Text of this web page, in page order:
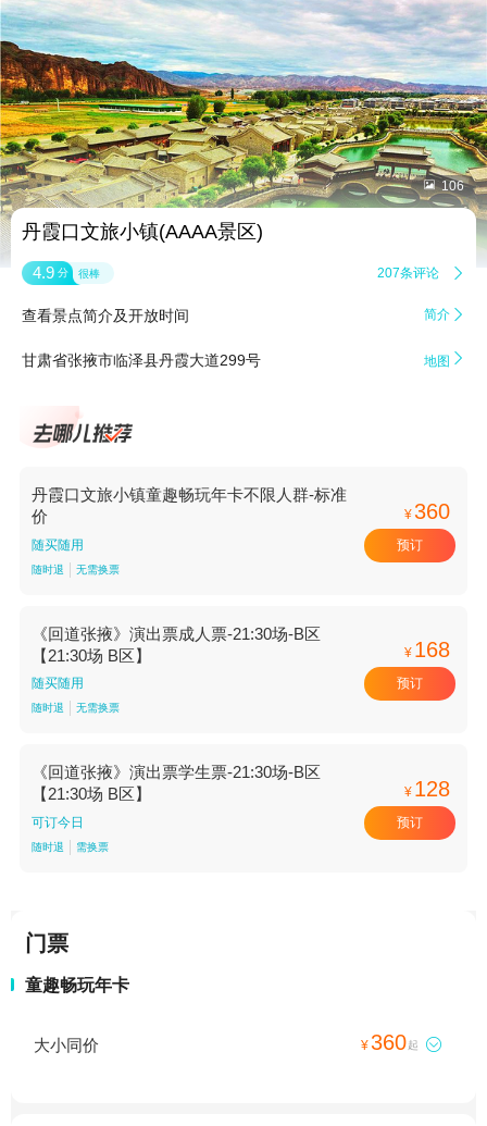
 106
丹霞口文旅小镇(AAAA景区)
4.9 分 很棒 207条评论 
查看景点简介及开放时间 简介 
甘肃省张掖市临泽县丹霞大道299号 地图 
丹霞口文旅小镇童趣畅玩年卡不限人群-标准
价
随买随用
随时退 无需换票
¥360
预订
《回道张掖》演出票成人票-21:30场-B区
【21:30场 B区】
随买随用
随时退 无需换票
¥ 168
预订
《回道张掖》演出票学生票-21:30场-B区
【21:30场 B区】
可订今日
随时退 需换票
¥ 128
预订
门票
童趣畅玩年卡
大小同价 ¥360起 
